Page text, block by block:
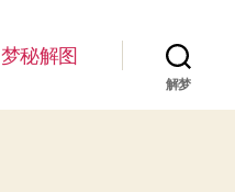
梦秘解图
解梦